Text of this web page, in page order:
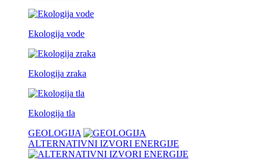
Ekologija vode
Ekologija zraka
Ekologija tla
GEOLOGIJA
ALTERNATIVNI IZVORI ENERGIJE